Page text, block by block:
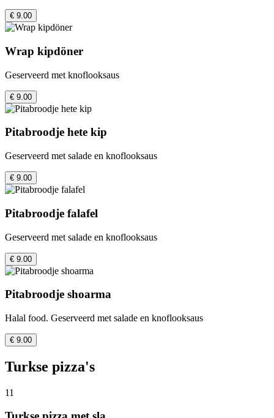
€ 9.00
Wrap kipdöner
Geserveerd met knoflooksaus
€ 9.00
Pitabroodje hete kip
Geserveerd met salade en knoflooksaus
€ 9.00
Pitabroodje falafel
Geserveerd met salade en knoflooksaus
€ 9.00
Pitabroodje shoarma
Halal food. Geserveerd met salade en knoflooksaus
€ 9.00
Turkse pizza's
11